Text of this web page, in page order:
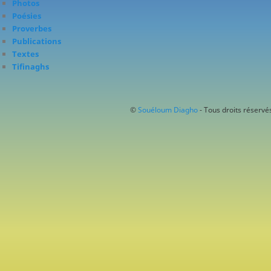
Photos
Poésies
Proverbes
Publications
Textes
Tifinaghs
© Souéloum Diagho- Tous droits